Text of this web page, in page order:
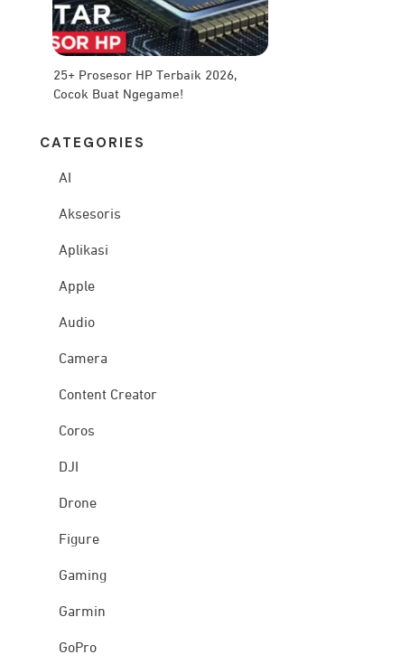
25+ Prosesor HP Terbaik 2026,
Cocok Buat Ngegame!
CATEG ORIES
AI
Aksesoris
Aplikasi
Apple
Audio
Camera
Content Creator
Coros
DJI
Drone
Figure
Gaming
Garmin
GoPro